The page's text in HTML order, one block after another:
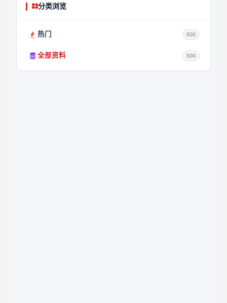
分类浏览
热门 500
全部资料 500